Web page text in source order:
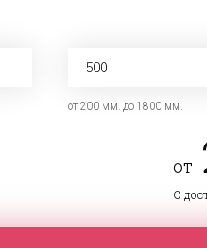
от 200 мм. до 1800 мм.
от
С